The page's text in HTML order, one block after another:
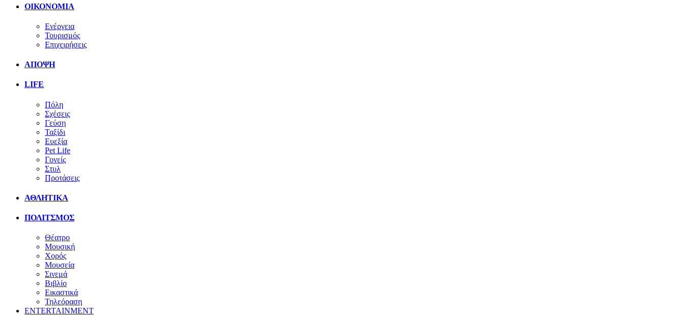
ΟΙΚΟΝΟΜΙΑ
Ενέργεια
Τουρισμός
Επιχειρήσεις
ΑΠΟΨΗ
LIFE
Πόλη
Σχέσεις
Γεύση
Ταξίδι
Ευεξία
Pet Life
Γονείς
Στυλ
Προτάσεις
ΑΘΛΗΤΙΚΑ
ΠΟΛΙΤΣΜΟΣ
Θέατρο
Μουσική
Χορός
Μουσεία
Σινεμά
Βιβλίο
Εικαστικά
Τηλεόραση
ENTERTAINMENT